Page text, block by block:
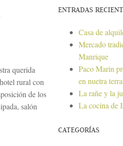
querida
rural con
de los
salón
ENTRADAS
Casa de
Mercado
Manrique
Paco Marin
en nuetra
La rañe y la
La cocina de
CATEGORÍAS